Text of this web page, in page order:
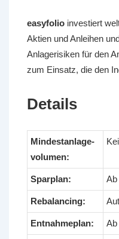
easyfolio investiert
Aktien und Anleihen
Anlagerisiken für den
zum Einsatz, die den
Details
Mindestanlage-
volumen:
Sparplan: Ab
Rebalancing:
Entnahmeplan: Ab